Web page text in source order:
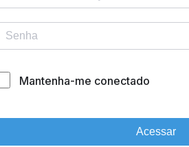
Mantenha-me conectado
Acessar